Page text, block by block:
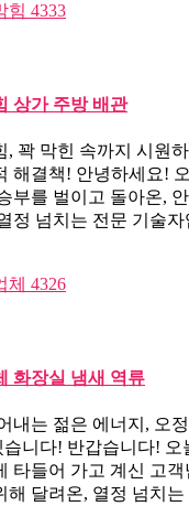
상가 주방 배관
, 꽉 막힌 속까지 시원
해결책! 안녕하세요!
부를 벌이고 돌아온,
정 넘치는 전문 기술
화장실 냄새 역류
내는 젊은 에너지, 오
니다! 반갑습니다! 오
타들어 가고 계신 고
해 달려온, 열정 넘치는